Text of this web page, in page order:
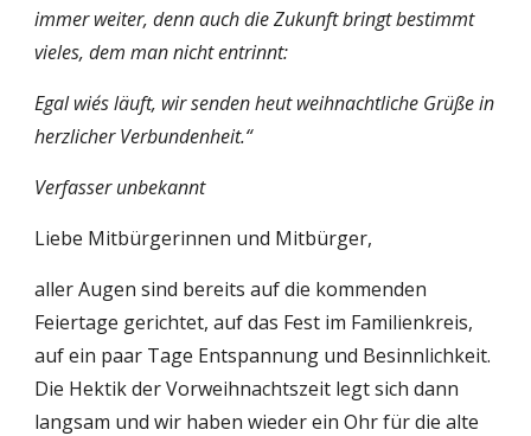
immer weiter, denn auch die Zukunft bringt bestimmt
vieles, dem man nicht entrinnt:
Egal wie´s läuft, wir senden heut weihnachtliche Grüße in
herzlicher Verbundenheit.“
Verfasser unbekannt
Liebe Mitbürgerinnen und Mitbürger,
aller Augen sind bereits auf die kommenden
Feiertage gerichtet, auf das Fest im Familienkreis,
auf ein paar Tage Entspannung und Besinnlichkeit.
Die Hektik der Vorweihnachtszeit legt sich dann
langsam und wir haben wieder ein Ohr für die alte